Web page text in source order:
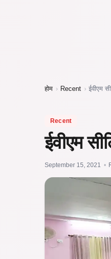
होम › Recent › ईवीएम
Recent
ईवीएम
September 15, 2021 •